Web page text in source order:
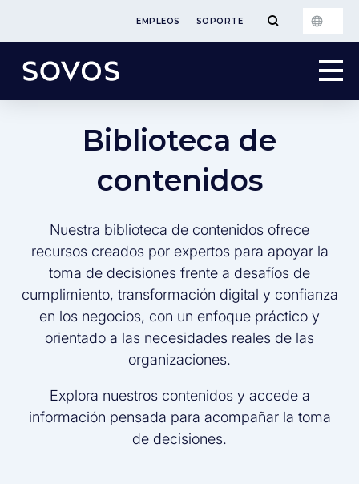
EMPLEOS SOPORTE
Biblioteca de
contenidos
Nuestra biblioteca de contenidos ofrece
recursos creados por expertos para apoyar la
toma de decisiones frente a desafíos de
cumplimiento, transformación digital y confianza
en los negocios, con un enfoque práctico y
orientado a las necesidades reales de las
organizaciones.
Explora nuestros contenidos y accede a
información pensada para acompañar la toma
de decisiones.